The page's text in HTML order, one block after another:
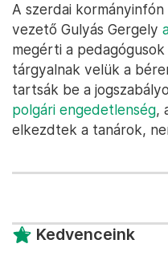
A szerdai
vezető Gulyás Gergely
megérti a
tárgyalnak velük a
tartsák be a
polgári engedetlenség,
elkezdtek a tanárok,
Kedvenceink